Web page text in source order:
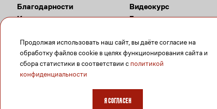
Благодарности
Контакты
Видеокурс
Галерея
Задать вопрос
Продолжая использовать наш сайт, вы даёте согласие на
обработку файлов cookie в целях функционирования сайта и
сбора статистики в соответствии с политикой
конфиденциальности
Я согласен